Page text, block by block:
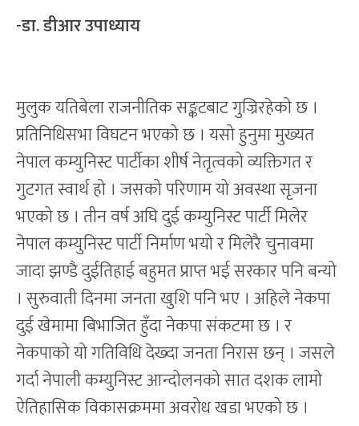
-डा. डीआर उपाध्याय
मुलुक यतिबेला राजनीतिक सङ्कटबाट गुज्रिरहेको छ ।
प्रतिनिधिसभा विघटन भएको छ । यसो हुनुमा मुख्यत
नेपाल कम्युनिस्ट पार्टीका शीर्ष नेतृत्वको व्यक्तिगत र
गुटगत स्वार्थ हो । जसको परिणाम यो अवस्था सृजना
भएको छ । तीन वर्ष अघि दुई कम्युनिस्ट पार्टी मिलेर
नेपाल कम्युनिस्ट पार्टी निर्माण भयो र मिलेरै चुनावमा
जादा झण्डै दुईतिहाई बहुमत प्राप्त भई सरकार पनि बन्यो
। सुरुवाती दिनमा जनता खुशि पनि भए । अहिले नेकपा
दुई खेमामा बिभाजित हुँदा नेकपा संकटमा छ । र
नेकपाको यो गतिविधि देख्दा जनता निरास छन् । जसले
गर्दा नेपाली कम्युनिस्ट आन्दोलनको सात दशक लामो
ऐतिहासिक विकासक्रममा अवरोध खडा भएको छ ।